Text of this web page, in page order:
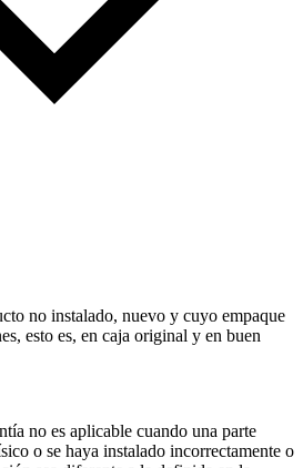
no instalado, nuevo y cuyo empaque
esto es, en caja original y en buen
no es aplicable cuando una parte
o se haya instalado incorrectamente o